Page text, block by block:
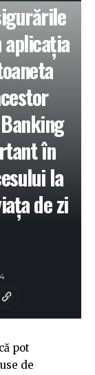
aplicația
în
la
de zi
pot
de